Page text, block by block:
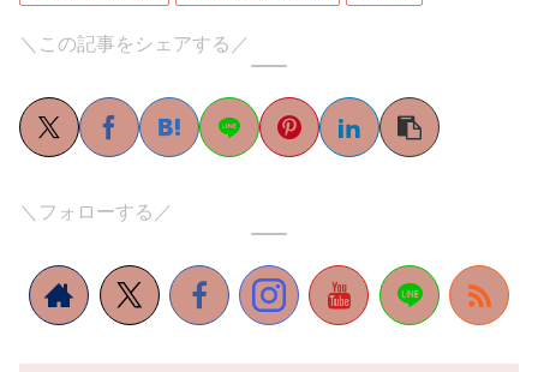
＼この記事をシェアする／
＼フォローする／